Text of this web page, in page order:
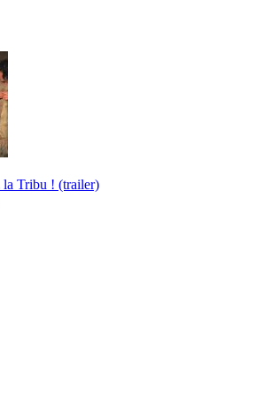
la Tribu ! (trailer)